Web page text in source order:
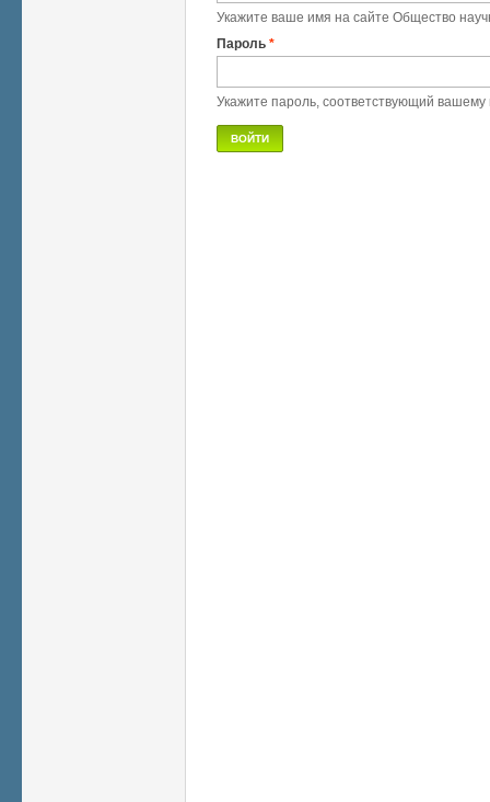
Укажите ваше имя на сайте Общество
Пароль *
Укажите пароль, соответствующий вашему